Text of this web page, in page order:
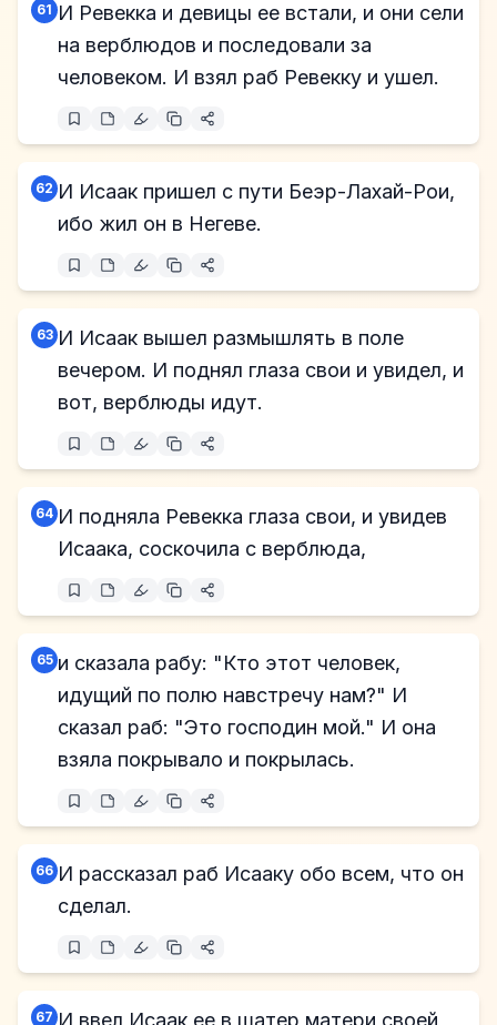
61 И Ревекка и девицы ее встали, и они сели
на верблюдов и последовали за
человеком. И взял раб Ревекку и ушел.
62 И Исаак пришел с пути Беэр-Лахай-Рои,
ибо жил он в Негеве.
63 И Исаак вышел размышлять в поле
вечером. И поднял глаза свои и увидел, и
вот, верблюды идут.
64 И подняла Ревекка глаза свои, и увидев
Исаака, соскочила с верблюда,
65 и сказала рабу: "Кто этот человек,
идущий по полю навстречу нам?" И
сказал раб: "Это господин мой." И она
взяла покрывало и покрылась.
66 И рассказал раб Исааку обо всем, что он
сделал.
67 И ввел Исаак ее в шатер матери своей